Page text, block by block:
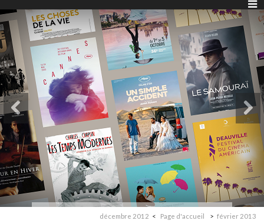
décembre 2012 Page d'accueil février 2013